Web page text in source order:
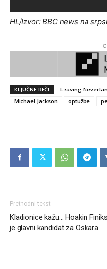
HL/Izvor: BBC news na
KLJUČNE REČI Leaving
Michael Jackson
optužbe
Prethodni tekst
Kladionice kažu… Hoakin Finiks
je glavni kandidat za Oskara